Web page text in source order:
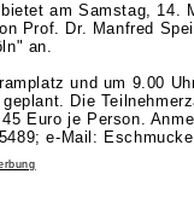
am Samstag, 14.
Prof. Dr. Manfred
an.
und um 9.00
Die
Euro je Person.
e-Mail: